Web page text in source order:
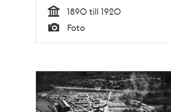
Tid
1890 till 1920
Foto